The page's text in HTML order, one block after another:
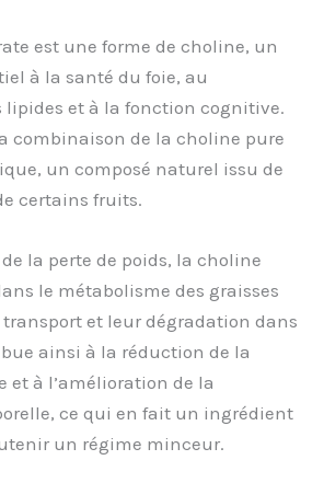
est une forme de choline, un
à la santé du foie, au
lipides et à la fonction cognitive.
combinaison de la choline pure
un composé naturel issu de
certains fruits.
la perte de poids, la choline
le métabolisme des graisses
et leur dégradation dans
ainsi à la réduction de la
et à l’amélioration de la
ce qui en fait un ingrédient
un régime minceur.